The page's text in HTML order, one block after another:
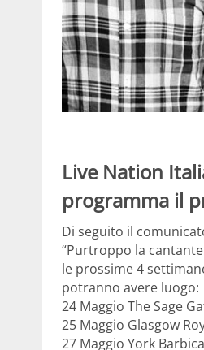
Live Nation
programma il
Di seguito il
“Purtroppo la
le prossime 4
potranno avere luogo:
24 Maggio The Sage
25 Maggio Glasgow
27 Maggio York